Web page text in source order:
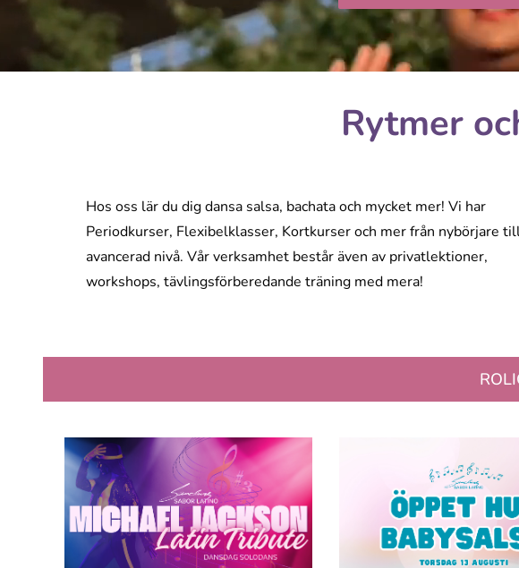
Rytmer
Hos oss lär du dig dansa salsa, bachata och mycket mer! Vi har
Periodkurser, Flexibelklasser, Kortkurser och mer från nybörjare
avancerad nivå. Vår verksamhet består även av privatlektioner,
workshops, tävlingsförberedande träning med mera!